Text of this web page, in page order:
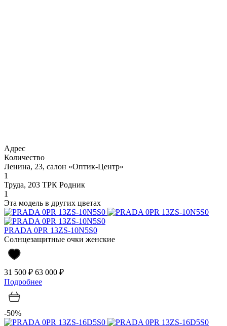
Адрес
Количество
Ленина, 23, салон «Оптик-Центр»
1
Труда, 203 ТРК Родник
1
Эта модель в других цветах
PRADA 0PR 13ZS-10N5S0
Солнцезащитные очки женские
31 500 ₽ 63 000 ₽
Подробнее
-50%